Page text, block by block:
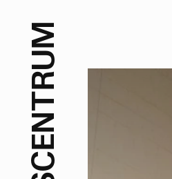
C
E
N
T
R
U
M